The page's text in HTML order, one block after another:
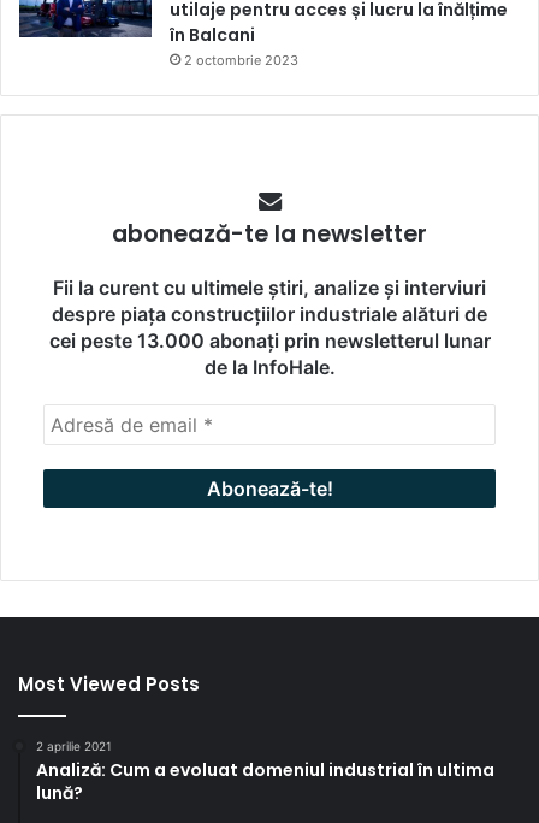
utilaje pentru acces și lucru la înălțime
în Balcani
2 octombrie 2023
abonează-te la newsletter
Fii la curent cu ultimele știri, analize și interviuri
despre piața construcțiilor industriale alături de
cei peste 13.000 abonați prin newsletterul lunar
de la InfoHale.
Most Viewed Posts
2 aprilie 2021
Analiză: Cum a evoluat domeniul industrial în ultima
lună?